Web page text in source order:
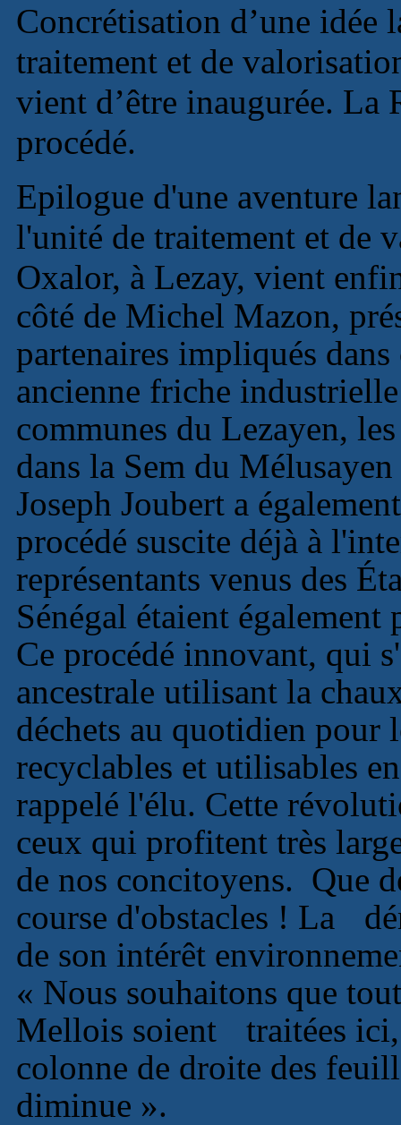
Concrétisation d’une idée
traitement et de
vient d’être inaugurée. La
procédé.
Epilogue d'une aventure
l'unité de traitement et de
Oxalor, à Lezay, vient
côté de Michel Mazon,
partenaires impliqués
ancienne friche
communes du Lezayen,
dans la Sem du
Joseph Joubert a
procédé suscite déjà à
représentants venus des
Sénégal étaient
Ce procédé innovant, qui
ancestrale utilisant la
déchets au quotidien pour
recyclables et utilisables
rappelé l'élu. Cette
ceux qui profitent très
de nos concitoyens. Que
course d'obstacles ! La
de son intérêt
« Nous souhaitons que
Mellois soient traitées ici,
colonne de droite des
diminue ».